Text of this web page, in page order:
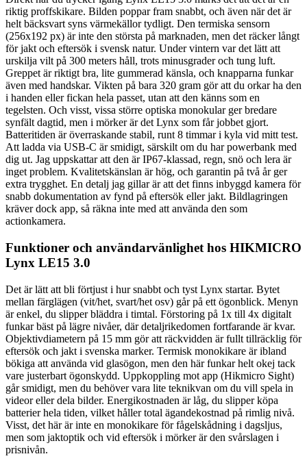
riktig proffskikare. Bilden poppar fram snabbt, och även när det är
helt bäcksvart syns värmekällor tydligt. Den termiska sensorn
(256x192 px) är inte den största på marknaden, men det räcker långt
för jakt och eftersök i svensk natur. Under vintern var det lätt att
urskilja vilt på 300 meters håll, trots minusgrader och tung luft.
Greppet är riktigt bra, lite gummerad känsla, och knapparna funkar
även med handskar. Vikten på bara 320 gram gör att du orkar ha den
i handen eller fickan hela passet, utan att den känns som en
tegelsten. Och visst, vissa större optiska monokular ger bredare
synfält dagtid, men i mörker är det Lynx som får jobbet gjort.
Batteritiden är överraskande stabil, runt 8 timmar i kyla vid mitt test.
Att ladda via USB-C är smidigt, särskilt om du har powerbank med
dig ut. Jag uppskattar att den är IP67-klassad, regn, snö och lera är
inget problem. Kvalitetskänslan är hög, och garantin på två år ger
extra trygghet. En detalj jag gillar är att det finns inbyggd kamera för
snabb dokumentation av fynd på eftersök eller jakt. Bildlagringen
kräver dock app, så räkna inte med att använda den som
actionkamera.
Funktioner och användarvänlighet hos HIKMICRO
Lynx LE15 3.0
Det är lätt att bli förtjust i hur snabbt och tyst Lynx startar. Bytet
mellan färglägen (vit/het, svart/het osv) går på ett ögonblick. Menyn
är enkel, du slipper bläddra i timtal. Förstoring på 1x till 4x digitalt
funkar bäst på lägre nivåer, där detaljrikedomen fortfarande är kvar.
Objektivdiametern på 15 mm gör att räckvidden är fullt tillräcklig för
eftersök och jakt i svenska marker. Termisk monokikare är ibland
bökiga att använda vid glasögon, men den här funkar helt okej tack
vare justerbart ögonskydd. Uppkoppling mot app (Hikmicro Sight)
går smidigt, men du behöver vara lite teknikvan om du vill spela in
videor eller dela bilder. Energikostnaden är låg, du slipper köpa
batterier hela tiden, vilket håller total ägandekostnad på rimlig nivå.
Visst, det här är inte en monokikare för fågelskådning i dagsljus,
men som jaktoptik och vid eftersök i mörker är den svårslagen i
prisnivån.